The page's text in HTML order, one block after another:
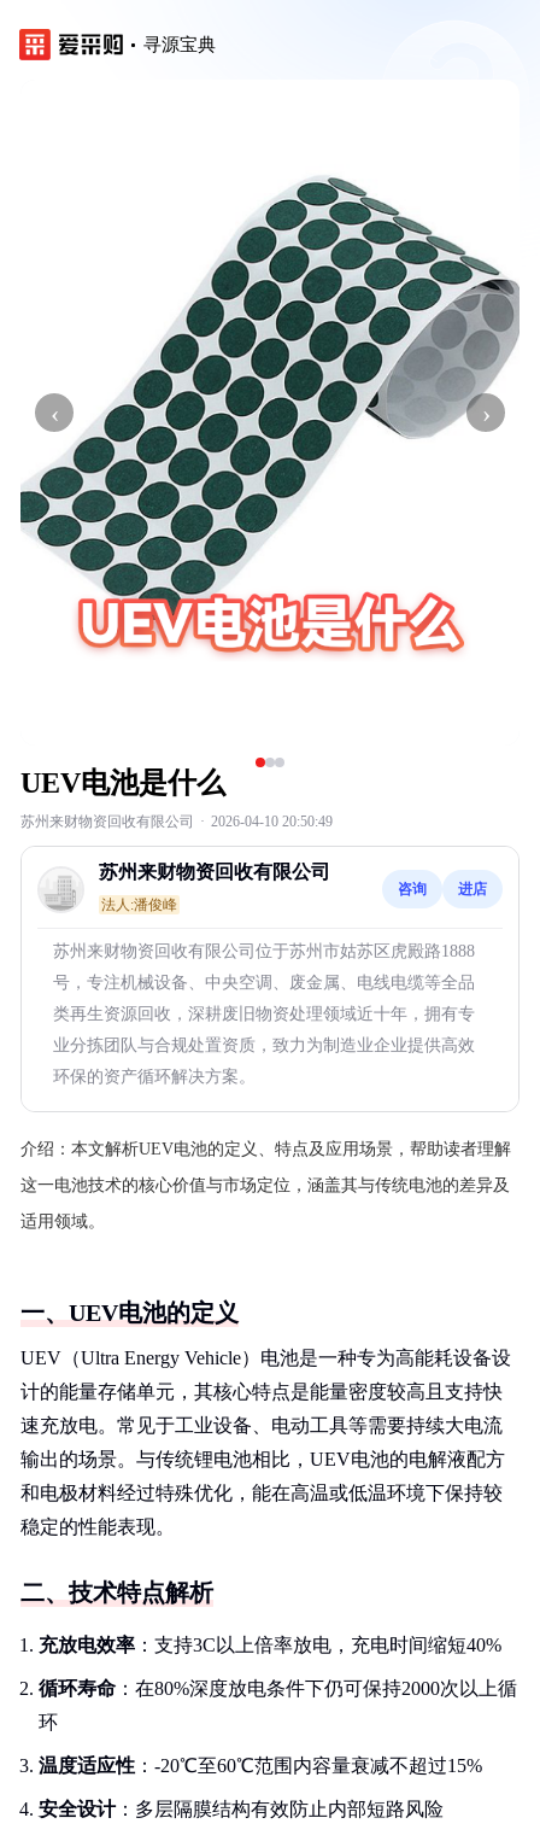
寻源宝典
‹ ›
UEV电池是什么
苏州来财物资回收有限公司 · 2026-04-10 20:50:49
苏州来财物资回收有限公司
法人:潘俊峰
咨询 进店
苏州来财物资回收有限公司位于苏州市姑苏区虎殿路1888
号，专注机械设备、中央空调、废金属、电线电缆等全品
类再生资源回收，深耕废旧物资处理领域近十年，拥有专
业分拣团队与合规处置资质，致力为制造业企业提供高效
环保的资产循环解决方案。
介绍： 本文解析UEV电池的定义、特点及应用场景，帮助读者理解
这一电池技术的核心价值与市场定位，涵盖其与传统电池的差异及
适用领域。
一、UEV电池的定义
UEV（Ultra Energy Vehicle）电池是一种专为高能耗设备设
计的能量存储单元，其核心特点是能量密度较高且支持快
速充放电。常见于工业设备、电动工具等需要持续大电流
输出的场景。与传统锂电池相比，UEV电池的电解液配方
和电极材料经过特殊优化，能在高温或低温环境下保持较
稳定的性能表现。
二、技术特点解析
充放电效率 ：支持3C以上倍率放电，充电时间缩短40%
循环寿命 ：在80%深度放电条件下仍可保持2000次以上循
环
温度适应性 ：-20℃至60℃范围内容量衰减不超过15%
安全设计：多层隔膜结构有效防止内部短路风险